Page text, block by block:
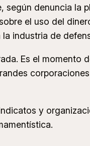
denuncia la
el uso del
industria de
Es el momento
y